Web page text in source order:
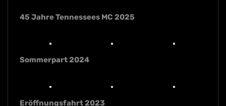
45 Jahre Tennessees MC 2025
Sommerpart 2024
Eröffnungsfahrt 2023